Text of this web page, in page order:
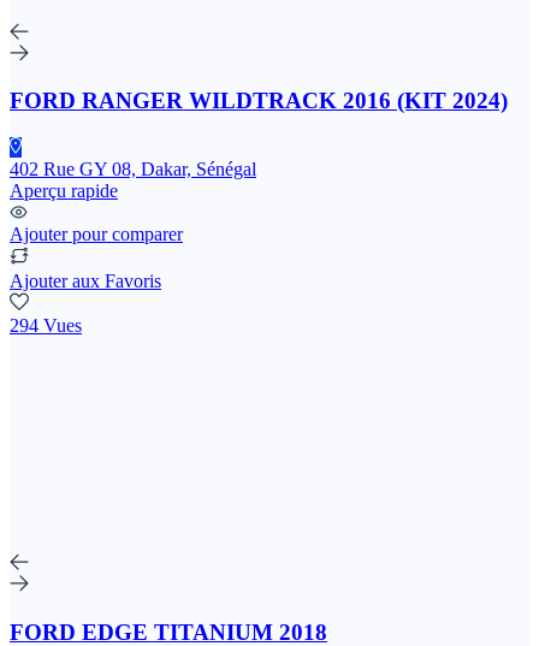
FORD RANGER WILDTRACK 2016 (KIT 2024)
402 Rue GY 08, Dakar, Sénégal
Aperçu rapide
Ajouter pour comparer
Ajouter aux Favoris
294 Vues
FORD EDGE TITANIUM 2018